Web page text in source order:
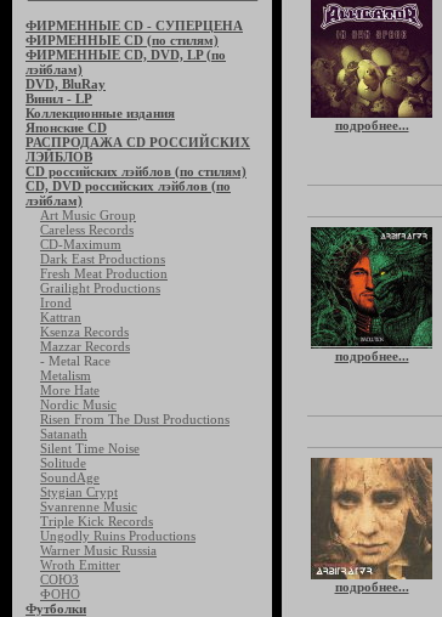
ФИРМЕННЫЕ CD - СУПЕРЦЕНА
ФИРМЕННЫЕ CD (по стилям)
ФИРМЕННЫЕ CD, DVD, LP (по
лэйблам)
DVD, BluRay
Винил - LP
Коллекционные издания
Японские CD
РАСПРОДАЖА CD РОССИЙСКИХ
ЛЭЙБЛОВ
CD российских лэйблов (по стилям)
CD, DVD российских лэйблов (по
лэйблам)
Art Music Group
Careless Records
CD-Maximum
Dark East Productions
Fresh Meat Production
Grailight Productions
Irond
Kattran
Ksenza Records
Mazzar Records
- Metal Race
Metalism
More Hate
Nordic Music
Risen From The Dust Productions
Satanath
Silent Time Noise
Solitude
SoundAge
Stygian Crypt
Svanrenne Music
Triple Kick Records
Ungodly Ruins Productions
Warner Music Russia
Wroth Emitter
СОЮЗ
ФОНО
Футболки
подробнее...
подробнее...
подробнее...